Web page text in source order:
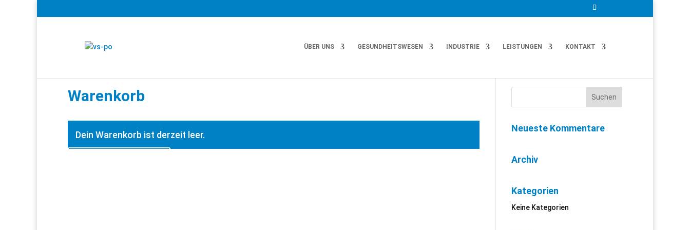
ÜBER UNS GESUNDHEITSWESEN INDUSTRIE LEISTUNGEN KONTAKT
Warenkorb
Dein Warenkorb ist derzeit leer.
Neueste Kommentare
Archiv
Kategorien
Keine Kategorien